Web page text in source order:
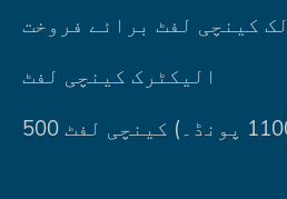
کینچی لفٹ برائے فروخت
الیکٹرک کینچی لفٹ